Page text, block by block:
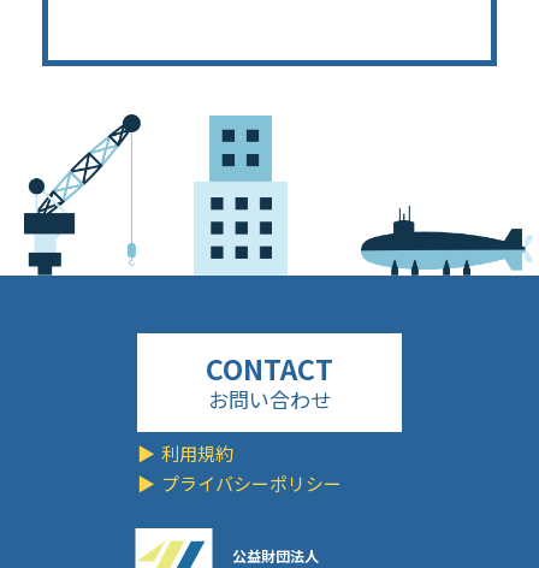
公益財団法人
お問い合わせ
利用規約
プライバシーポリシー